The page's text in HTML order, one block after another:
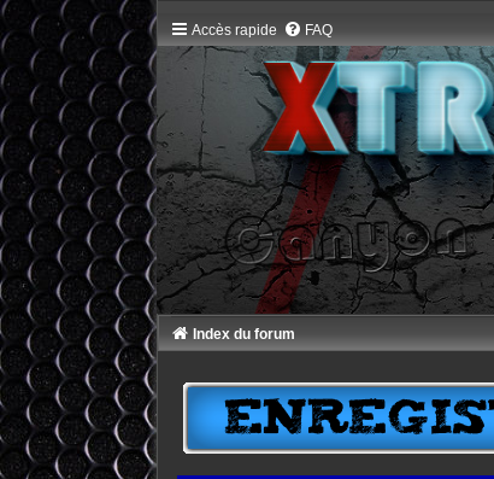
Accès rapide FAQ
Index du forum